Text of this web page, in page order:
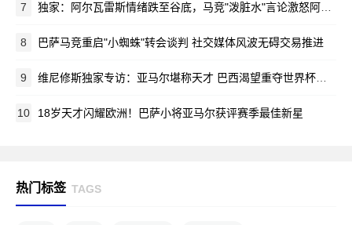
7 独家：阿尔瓦雷斯情绪跌至谷底，马竞"泼脏水"言论激怒阿根廷新星
8 巴萨马竞重启"小蜘蛛"转会谈判 社交媒体风波无碍交易推进
9 维尼修斯独家专访：亚马尔堪称天才 巴西渴望重夺世界杯荣耀
10 18岁天才闪耀欧洲！巴萨小将亚马尔获评赛季最佳新星
热门标签 TAGS